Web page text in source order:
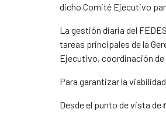
dicho Comité Ejecutivo
La gestión diaria del
tareas principales de la
Ejecutivo, coordinación de
Para garantizar la
Desde el punto de vista de